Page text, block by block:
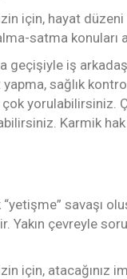
için, hayat
satma konuları
geçişiyle iş
yapma, sağlık
yorulabilirsiniz.
Karmik
savaşı
Yakın çevreyle
için, atacağınız